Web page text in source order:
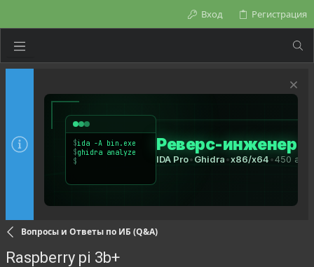
Вход Регистрация
Вопросы и Ответы по ИБ (Q&A)
Raspberry pi 3b+